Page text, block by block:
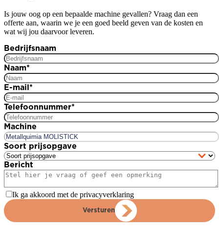
Is jouw oog op een bepaalde machine gevallen? Vraag dan een
offerte aan, waarin we je een goed beeld geven van de kosten en
wat wij jou daarvoor leveren.
Bedrijfsnaam
Naam*
E-mail*
Telefoonnummer*
Machine
Soort prijsopgave
Bericht
Ik ga akkoord met de privacyverklaring
Versturen